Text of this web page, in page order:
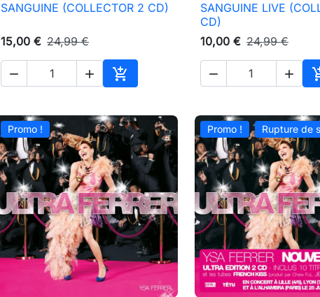
 Aperçu rapide
SANGUINE (COLLECTOR 2 CD)
15,00 € 24,99 €
  
Ajouter au panier
 Aperçu
SANGUINE LIVE
CD)
10,00 € 24,99 €
 
Promo ! Promo ! Rupture de